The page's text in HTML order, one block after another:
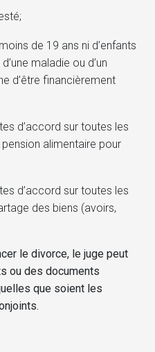
de 19 ans ni d’enfants
maladie ou d’un
d’être financièrement
d’accord sur toutes les
alimentaire pour
d’accord sur toutes les
des biens (avoirs,
le divorce, le juge peut
ou des documents
que soient les